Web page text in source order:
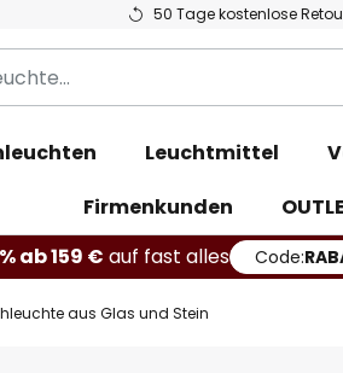
50 Tage kostenlose
Leuchtmittel
Firmenkunden
ab 159 € auf fast alles Code:
aus Glas und Stein